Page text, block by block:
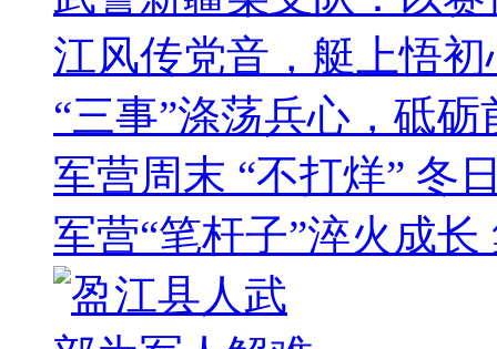
江风传党音，艇上悟
“三事”涤荡兵心，砥
军营周末 “不打烊” 冬
军营“笔杆子”淬火成